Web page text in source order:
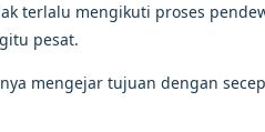
terlalu mengikuti proses
pesat.
mengejar tujuan dengan